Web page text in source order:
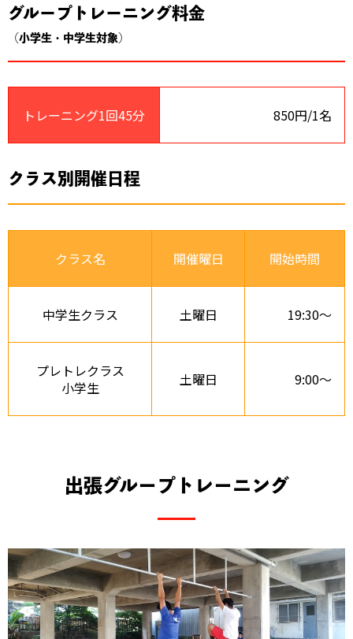
グループトレーニング料金
（小学生・中学生対象）
トレーニング1回45分 850円/1名
クラス別開催日程
クラス名 開催曜日 開始時間
中学生クラス 土曜日 19:30～
プレトレクラス
小学生
土曜日 9:00～
出張グループトレーニング